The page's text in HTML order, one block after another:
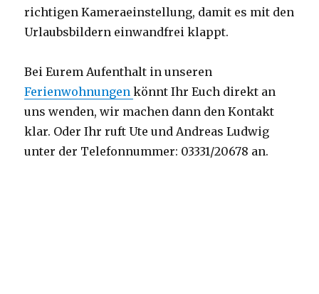
richtigen Kameraeinstellung, damit es mit den
Urlaubsbildern einwandfrei klappt.
Bei Eurem Aufenthalt in unseren
Ferienwohnungenkönnt Ihr Euch direkt an
uns wenden, wir machen dann den Kontakt
klar. Oder Ihr ruft Ute und Andreas Ludwig
unter der Telefonnummer: 03331/20678 an.